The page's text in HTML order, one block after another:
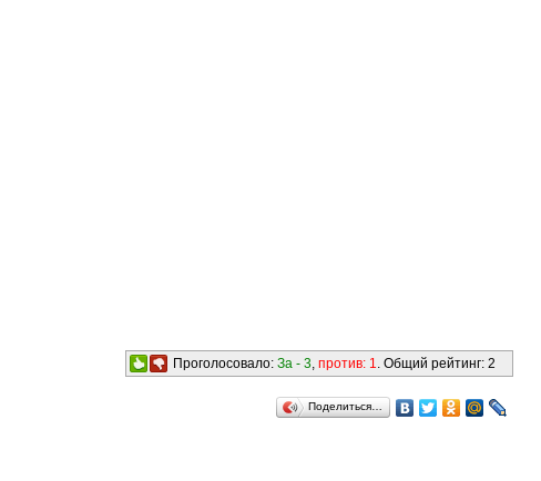
Проголосовало: За - 3, против: 1. Общий рейтинг: 2
Поделиться…